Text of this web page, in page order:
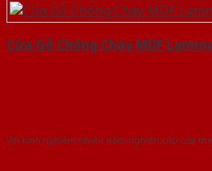
Cửa Gỗ Chống Cháy MDF
Với kinh nghiệm nhiêu năm nghiên cứu cửa
Âu.Chúng tôi tự tin là nhà sản xuất & cung cấp